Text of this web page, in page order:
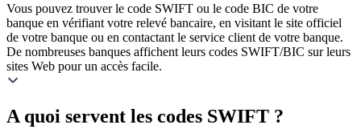
Vous pouvez trouver le code SWIFT ou le code BIC de votre
banque en vérifiant votre relevé bancaire, en visitant le site officiel
de votre banque ou en contactant le service client de votre banque.
De nombreuses banques affichent leurs codes SWIFT/BIC sur leurs
sites Web pour un accès facile.
A quoi servent les codes SWIFT ?